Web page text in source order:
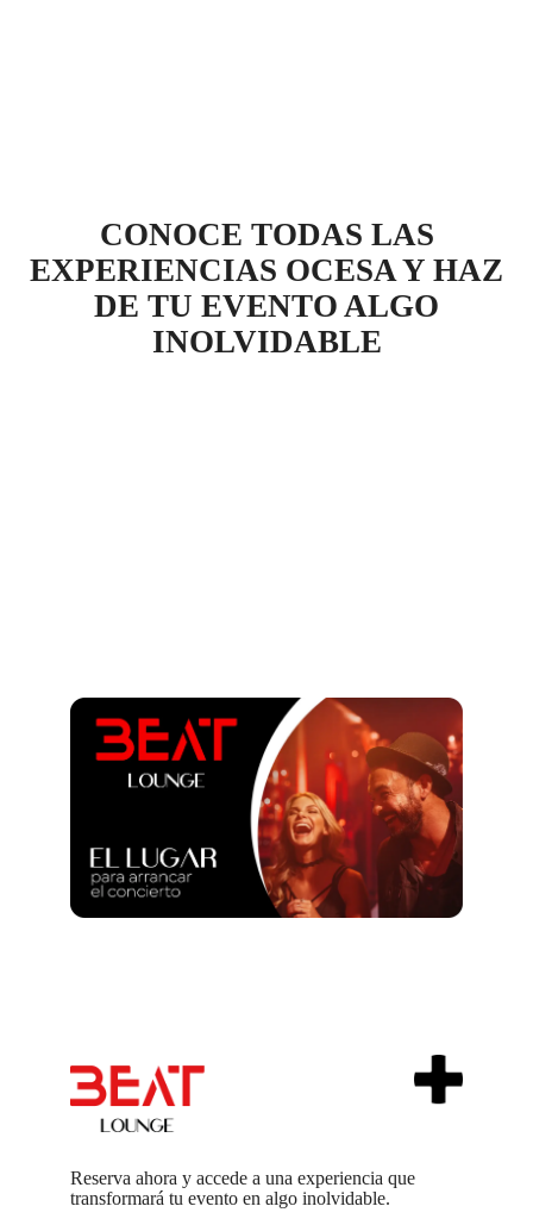
CONOCE TODAS LAS
EXPERIENCIAS OCESA Y HAZ
DE TU EVENTO ALGO
INOLVIDABLE
Reserva ahora y accede a una experiencia que
transformará tu evento en algo inolvidable.